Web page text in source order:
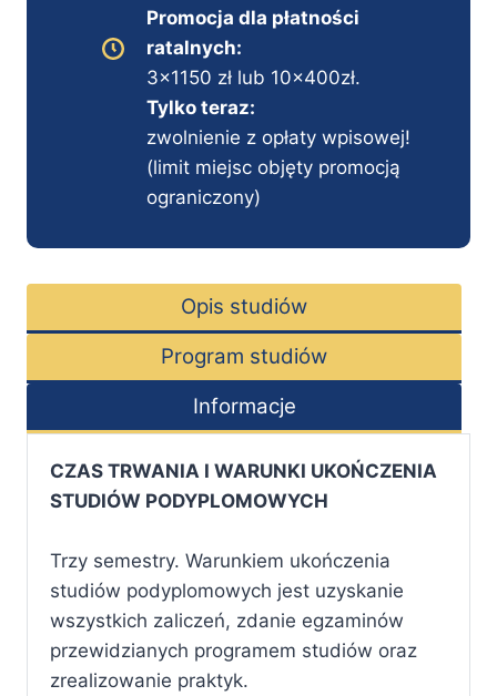
Promocja dla płatności
ratalnych:
3×1150 zł lub 10x400zł.
Tylko teraz:
zwolnienie z opłaty wpisowej!
(limit miejsc objęty promocją
ograniczony)
Opis studiów
Program studiów
Informacje
CZAS TRWANIA I WARUNKI UKOŃCZENIA
STUDIÓW PODYPLOMOWYCH
Trzy semestry. Warunkiem ukończenia
studiów podyplomowych jest uzyskanie
wszystkich zaliczeń, zdanie egzaminów
przewidzianych programem studiów oraz
zrealizowanie praktyk.